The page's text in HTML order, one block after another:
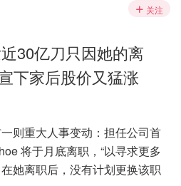
关注
30亿刀只因她的离
下家后股价又猛涨
则重大人事变动：担任公司首
将于月底离职，“以寻求更多
她离职后，没有计划更换该职